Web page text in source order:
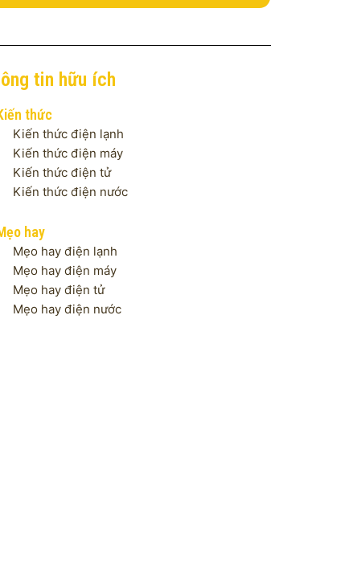
tin hữu ích
thức
Kiến thức điện lạnh
Kiến thức điện máy
Kiến thức điện tử
Kiến thức điện nước
hay
Mẹo hay điện lạnh
Mẹo hay điện máy
Mẹo hay điện tử
Mẹo hay điện nước